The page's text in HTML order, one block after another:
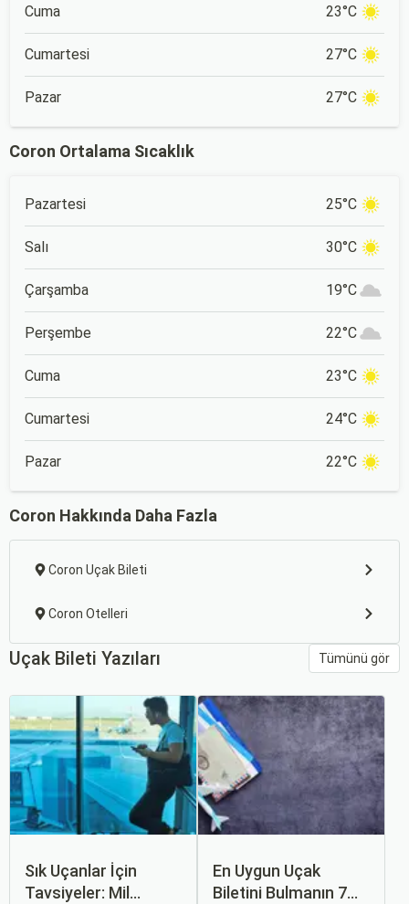
Cuma 23°C
Cumartesi 27°C
Pazar 27°C
Coron Ortalama Sıcaklık
Pazartesi 25°C
Salı 30°C
Çarşamba 19°C
Perşembe 22°C
Cuma 23°C
Cumartesi 24°C
Pazar 22°C
Coron Hakkında Daha Fazla
Coron Uçak Bileti
Coron Otelleri
Uçak Bileti Yazıları Tümünü gör
Sık Uçanlar İçin
Tavsiyeler: Mil
En Uygun Uçak
Biletini Bulmanın 7